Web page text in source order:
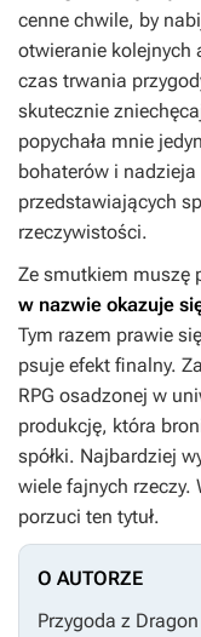
cenne chwile, by
otwieranie kolejnych
czas trwania
skutecznie
popychała mnie
bohaterów i
przedstawiających
rzeczywistości.
Ze smutkiem muszę
w nazwie okazuje
Tym razem prawie
psuje efekt finalny.
RPG osadzonej w
produkcję, która
spółki. Najbardziej
wiele fajnych rzeczy.
porzuci ten tytuł.
O AUTORZE
Przygoda z